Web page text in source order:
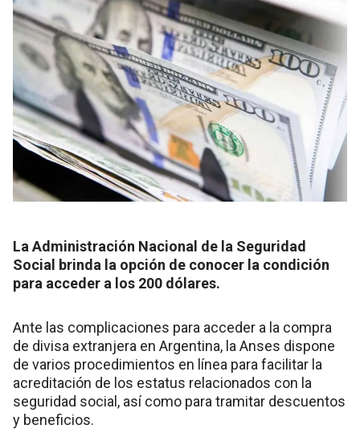
La Administración Nacional de la Seguridad
Social brinda la opción de conocer la condición
para acceder a los 200 dólares.
Ante las complicaciones para acceder a la compra
de divisa extranjera en Argentina, la Anses dispone
de varios procedimientos en línea para facilitar la
acreditación de los estatus relacionados con la
seguridad social, así como para tramitar descuentos
y beneficios.